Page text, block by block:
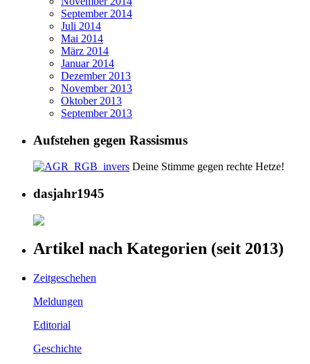
September 2014
Juli 2014
Mai 2014
März 2014
Januar 2014
Dezember 2013
November 2013
Oktober 2013
September 2013
Aufstehen gegen Rassismus
Deine Stimme gegen rechte Hetze!
dasjahr1945
Artikel nach Kategorien (seit 2013)
Zeitgeschehen
Meldungen
Editorial
Geschichte